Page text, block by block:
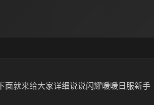
面就来给大家详细说说闪耀暖暖日服新手